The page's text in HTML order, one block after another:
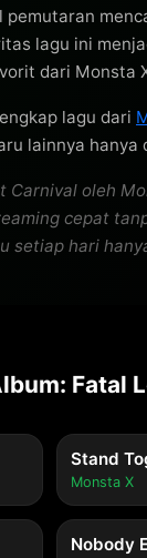
lagu ini
dari Monsta
lagu dari
lainnya hanya
Carnival oleh
cepat
setiap hari
Fatal
Stand
Monsta X
Nobody